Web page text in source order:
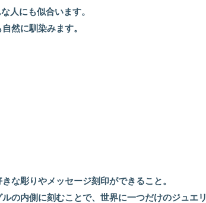
人にも似合います。
然に馴染みます。
な彫りやメッセージ刻印ができること。
の内側に刻むことで、世界に一つだけのジュエリ